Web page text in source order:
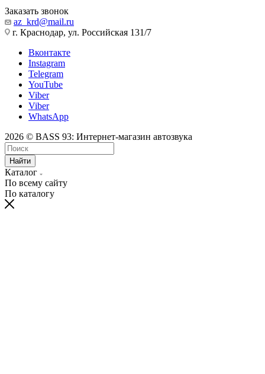
Заказать звонок
az_krd@mail.ru
г. Краснодар, ул. Российская 131/7
Вконтакте
Instagram
Telegram
YouTube
Viber
Viber
WhatsApp
2026 © BASS 93: Интернет-магазин автозвука
Найти
Каталог
По всему сайту
По каталогу